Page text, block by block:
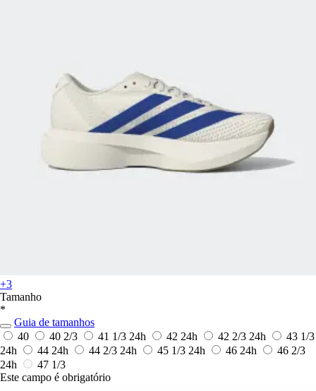
+3
Tamanho
*
Guia de tamanhos
40
40 2/3 41 1/3 24h 42 24h 42 2/3 24h
43 1/3
24h
44 24h 44 2/3 24h 45 1/3 24h 46 24h
46 2/3
24h
47 1/3
Este campo é obrigatório